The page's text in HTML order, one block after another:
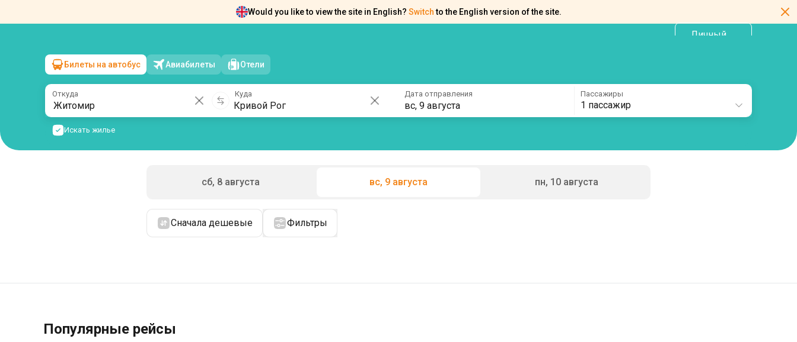
Would you like to view the site in English? Switch to the English version of the site.
Личный
Житомир→Кривой Рог
вс, 9 августа/1 пассажир
Билеты на автобус Авиабилеты Отели
Откуда Куда Дата отправления
вс, 9 августа
Пассажиры
1 пассажир
Искать жилье
сб, 8 августа вс, 9 августа пн, 10 августа
Сначала дешевые Фильтры
Популярные рейсы